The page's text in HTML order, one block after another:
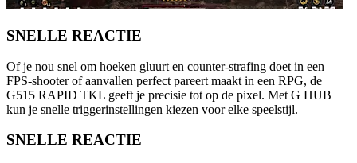
SNELLE REACTIE
Of je nou snel om hoeken gluurt en counter-strafing doet in een
FPS-shooter of aanvallen perfect pareert maakt in een RPG, de
G515 RAPID TKL geeft je precisie tot op de pixel. Met G HUB
kun je snelle triggerinstellingen kiezen voor elke speelstijl.
SNELLE REACTIE